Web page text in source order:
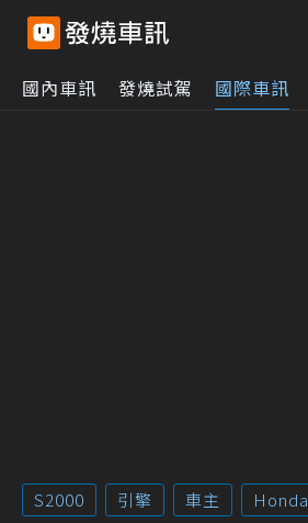
國內車訊 發燒試駕 國際車訊
S2000 引擎 車主 Honda